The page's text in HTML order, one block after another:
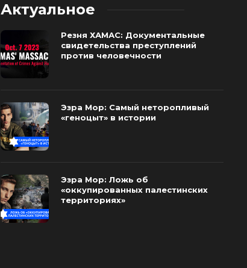
Актуальное
Резня ХАМАС: Документальные
свидетельства преступлений
против человечности
Эзра Мор: Самый неторопливый
«геноцыт» в истории
Эзра Мор: Ложь об
«оккупированных палестинских
территориях»